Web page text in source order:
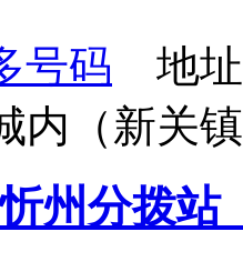
号码 地址
内（新关
州分拨站